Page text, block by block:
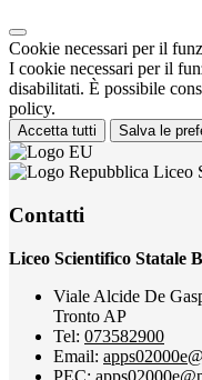
Cookie necessari per il
I cookie necessari per il
disabilitati. È possibile
policy.
Accetta tutti Salva le
Liceo
Contatti
Liceo Scientifico Statale
Viale Alcide De
Tronto AP
Tel: 073582900
Email:
PEC: